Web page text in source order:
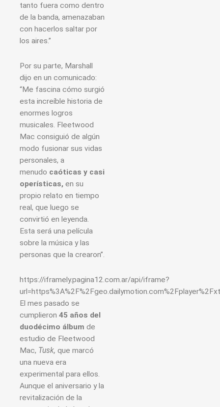
tanto fuera como dentro
de la banda, amenazaban
con hacerlos saltar por
los aires.”
Por su parte, Marshall
dijo en un comunicado:
“Me fascina cómo surgió
esta increíble historia de
enormes logros
musicales. Fleetwood
Mac consiguió de algún
modo fusionar sus vidas
personales, a
menudo caóticas y casi
operísticas, en su
propio relato en tiempo
real, que luego se
convirtió en leyenda.
Esta será una película
sobre la música y las
personas que la crearon”.
https://iframely.pagina12.com.ar/api/iframe?
El mes pasado se
cumplieron 45 años del
duodécimo álbum de
estudio de Fleetwood
Mac, Tusk, que marcó
una nueva era
experimental para ellos.
Aunque el aniversario y la
revitalización de la